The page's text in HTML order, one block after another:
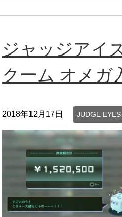
ジャッジアイ
クーム オメガ
2018年12月17日 JUDGE EYES